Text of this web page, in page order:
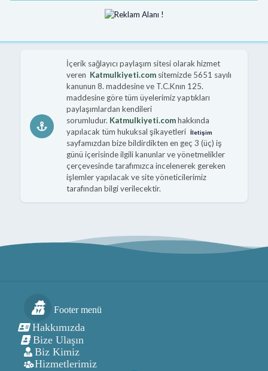
İçerik sağlayıcı paylaşım sitesi olarak hizmet
veren Katmulkiyeti.comsitemizde 5651 sayılı
kanunun 8. maddesine ve T.C.Knın 125.
maddesine göre tüm üyelerimiz yaptıkları
paylaşımlardan kendileri
sorumludur. Katmulkiyeti.comhakkında
yapılacak tüm hukuksal şikayetleri İletişim
sayfamızdan bize bildirdikten en geç 3 (üç) iş
günü içerisinde ilgili kanunlar ve yönetmelikler
çerçevesinde tarafımızca incelenerek gereken
işlemler yapılacak ve site yöneticilerimiz
tarafından bilgi verilecektir.
Footer menü
Hakkımızda
Bize Ulaşın
Biz Kimiz
Hizmetlerimiz